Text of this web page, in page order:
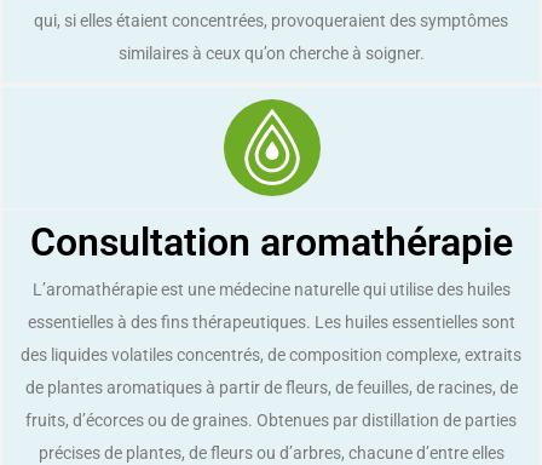
qui, si elles étaient concentrées, provoqueraient des symptômes
similaires à ceux qu’on cherche à soigner.
Consultation aromathérapie
L’aromathérapie est une médecine naturelle qui utilise des huiles
essentielles à des fins thérapeutiques. Les huiles essentielles sont
des liquides volatiles concentrés, de composition complexe, extraits
de plantes aromatiques à partir de fleurs, de feuilles, de racines, de
fruits, d’écorces ou de graines. Obtenues par distillation de parties
précises de plantes, de fleurs ou d’arbres, chacune d’entre elles